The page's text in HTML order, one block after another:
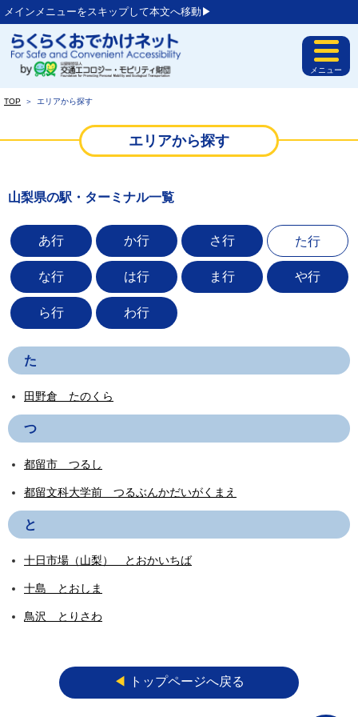
メインメニューをスキップして本文へ移動▶︎
メニュー
TOP ＞ エリアから探す
エリアから探す
山梨県の駅・ターミナル一覧
あ行 か行 さ行 た行
な行 は行 ま行 や行
ら行 わ行
た
田野倉 たのくら
つ
都留市 つるし
都留文科大学前 つるぶんかだいがくまえ
と
十日市場（山梨） とおかいちば
十島 とおしま
鳥沢 とりさわ
◀︎ トップページへ戻る